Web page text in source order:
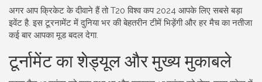
अगर आप क्रिकेट के दीवाने हैं तो T20 विश्व कप 2024 आपके लिए सबसे बड़ा
इवेंट है. इस टूरनामेंट में दुनिया भर की बेहतरीन टीमें भिड़ेंगी और हर मैच का नतीजा
कई बार आपका मूड बदल देगा.
टूर्नामेंट का शेड्यूल और मुख्य मुकाबले